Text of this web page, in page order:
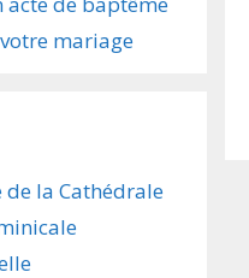
mariage
de la Cathédrale